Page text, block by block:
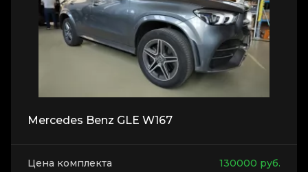
Mercedes Benz GLE W167
Цена комплекта 130000 руб.